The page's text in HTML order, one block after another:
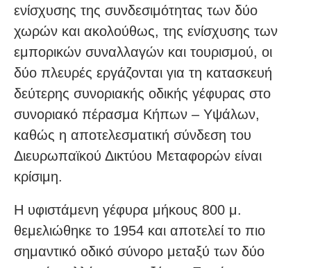
ενίσχυσης της συνδεσιμότητας των δύο
χωρών και ακολούθως, της ενίσχυσης των
εμπορικών συναλλαγών και τουρισμού, οι
δύο πλευρές εργάζονται για τη κατασκευή
δεύτερης συνοριακής οδικής γέφυρας στο
συνοριακό πέρασμα Κήπων – Υψάλων,
καθώς η αποτελεσματική σύνδεση του
Διευρωπαϊκού Δικτύου Μεταφορών είναι
κρίσιμη.
Η υφιστάμενη γέφυρα μήκους 800 μ.
θεμελιώθηκε το 1954 και αποτελεί το πιο
σημαντικό οδικό σύνορο μεταξύ των δύο